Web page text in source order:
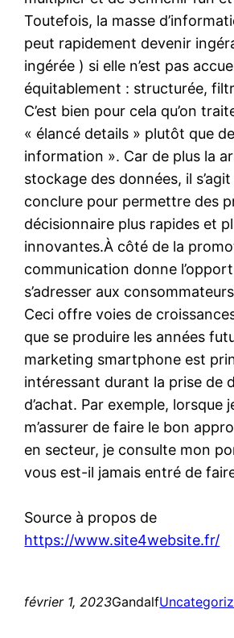
Toutefois, la masse
peut rapidement devenir
ingérée ) si elle n’est pas
équitablement : structurée,
C’est bien pour cela qu’on
« élancé details » plutôt que
information ». Car de plus la
stockage des données, il
conclure pour permettre des
décisionnaire plus rapides et
innovantes.À côté de la
communication donne
s’adresser aux
Ceci offre voies de
que se produire les années
marketing smartphone est
intéressant durant la prise de
d’achat. Par exemple, lorsque
m’assurer de faire le bon
en secteur, je consulte mon
vous est-il jamais entré de
Source à propos de
https://www.site4website.fr/
février 1, 2023Gandalf